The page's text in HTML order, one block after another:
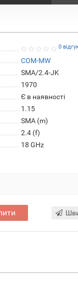
0
COM-MW
SMA/2.4-JK
1970
Є в наявності
1.15
SMA (m)
2.4 (f)
18 GHz